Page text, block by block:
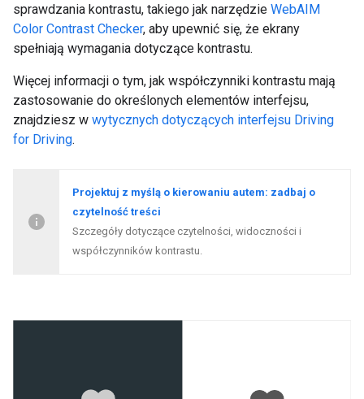
sprawdzania kontrastu, takiego jak narzędzie WebAIM
Color Contrast Checker, aby upewnić się, że ekrany
spełniają wymagania dotyczące kontrastu.
Więcej informacji o tym, jak współczynniki kontrastu mają
zastosowanie do określonych elementów interfejsu,
znajdziesz w wytycznych dotyczących interfejsu Driving
for Driving.
Projektuj z myślą o kierowaniu autem: zadbaj o
czytelność treści
Szczegóły dotyczące czytelności, widoczności i
współczynników kontrastu.